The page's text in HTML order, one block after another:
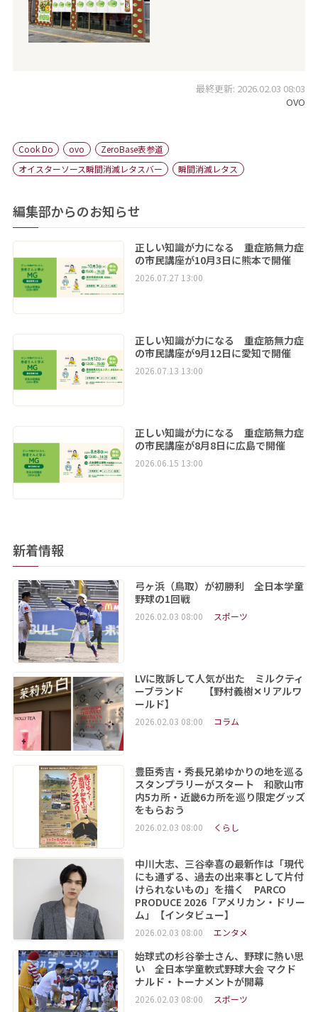
最終更新: 2026.02.03 08:03
OVO
Cook Do ovo
ZeroBase表参道
オイスターソース瞬間消滅レタスバー
瞬間消滅レタス
編集部からのお知らせ
正しい知識が力になる 重症筋無力症
の市民講座が10月3日に熊本で開催
2026.07.27 13:00
正しい知識が力になる 重症筋無力症
の市民講座が9月12日に愛知で開催
2026.07.13 13:00
正しい知識が力になる 重症筋無力症
の市民講座が8月8日に広島で開催
2026.06.15 13:00
新着情報
弓ヶ浜（鳥取）が初勝利 全日本学童
野球の1回戦
2026.02.03 08:00 スポーツ
LVに敗訴して人気が出た ミルクティ
ーブランド 【野村義樹✕リアルワ
ールド】
2026.02.03 08:00 コラム
豊臣秀吉・秀長兄弟ゆかりの地を巡る
スタンプラリーがスタート 和歌山市
内5カ所・近畿6カ所を巡り限定グッズ
をもらおう
2026.02.03 08:00 くらし
中川大志、三谷幸喜の最新作は「現代
にも通ずる、過去の出来事として片付
けられないもの」を描く PARCO
PRODUCE 2026「アメリカン・ドリー
ム」【インタビュー】
2026.02.03 08:00 エンタメ
始球式の杉谷拳士さん、野球に熱い思
い 全日本学童軟式野球大会 マクド
ナルド・トーナメントが開幕
2026.02.03 08:00 スポーツ